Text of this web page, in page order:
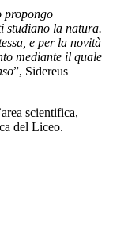
propongo
studiano la natura.
e per la novità
mediante il quale
”, Sidereus
scientifica,
del Liceo.